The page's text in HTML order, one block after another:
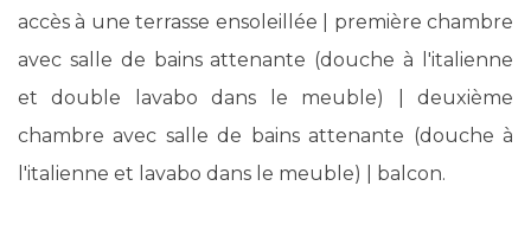
accès à une terrasse ensoleillée | première chambre
avec salle de bains attenante (douche à l'italienne
et double lavabo dans le meuble) | deuxième
chambre avec salle de bains attenante (douche à
l'italienne et lavabo dans le meuble) | balcon.